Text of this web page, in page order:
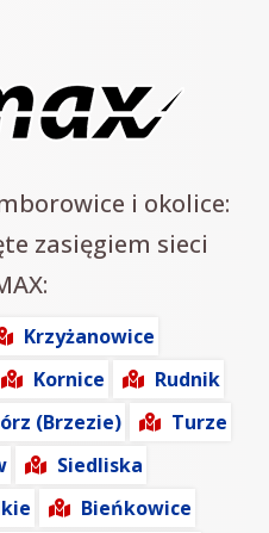
i okolice:
zasięgiem sieci
Krzyżanowice
Kornice
Rudnik
(Brzezie)
Turze
Siedliska
Bieńkowice